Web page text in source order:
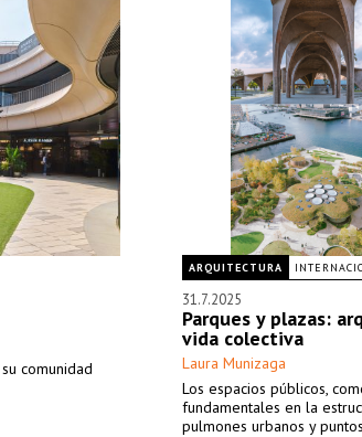
comunidad
ARQUITECTURA
31.7.2025
Parques y plazas:
vida colectiva
Laura Munizaga
Los espacios públicos,
fundamentales en la
pulmones urbanos y